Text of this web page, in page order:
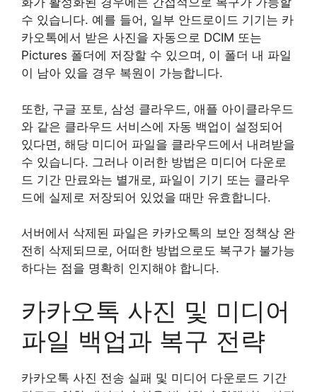
수 있습니다. 예를 들어, 일부 안드로이드 기기는 카
카오톡에서 받은 사진을 자동으로 DCIM 또는
Pictures 폴더에 저장할 수 있으며, 이 폴더 내 파일
이 남아 있을 경우 복원이 가능합니다.
또한, 구글 포토, 삼성 클라우드, 애플 아이클라우드
와 같은 클라우드 서비스에 자동 백업이 설정되어
있다면, 해당 미디어 파일을 클라우드에서 내려받을
수 있습니다. 그러나 이러한 방법은 미디어 다운로
드 기간 만료와는 별개로, 파일이 기기 또는 클라우
드에 실제로 저장되어 있었을 때만 유효합니다.
서버에서 삭제된 파일은 카카오톡의 보안 정책상 완
전히 삭제되므로, 어떠한 방법으로도 복구가 불가능
하다는 점을 명확히 인지해야 합니다.
카카오톡 사진 및 미디어
파일 백업과 복구 전략
카카오톡 사진 전송 실패 및 미디어 다운로드 기간